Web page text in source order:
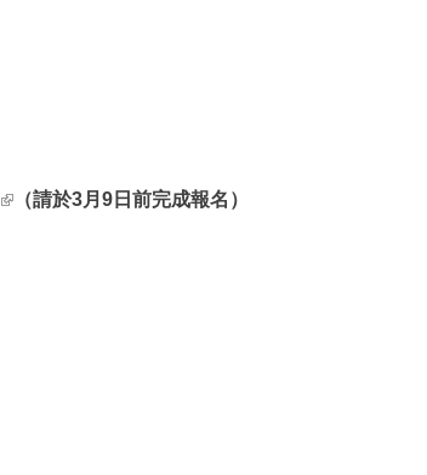
(link is external)
（請於3月9日前完成報名）